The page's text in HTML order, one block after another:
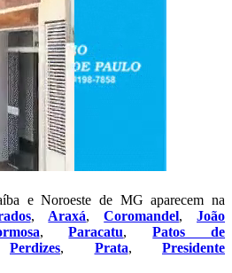
e Noroeste de MG aparecem na
, Araxá,Coromandel,João
,Paracatu,Patos de
Perdizes, Prata, Presidente